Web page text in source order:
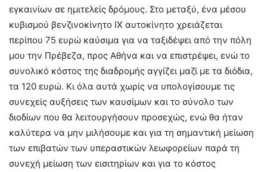
εγκαινίων σε ημιτελείς δρόμους. Στο μεταξύ, ένα µέσου
κυβισµού βενζινοκίνητο ΙΧ αυτοκίνητο χρειάζεται
περίπου 75 ευρώ καύσιµα για να ταξιδέψει από την πόλη
μου την Πρέβεζα, προς Αθήνα και να επιστρέψει, ενώ το
συνολικό κόστος της διαδρομής αγγίζει µαζί µε τα διόδια,
τα 120 ευρώ. Κι όλα αυτά χωρίς να υπολογίσουμε τις
συνεχείς αυξήσεις των καυσίμων και το σύνολο των
διοδίων που θα λειτουργήσουν προσεχώς, ενώ θα ήταν
καλύτερα να μην μιλήσουμε και για τη σημαντική μείωση
των επιβατών των υπεραστικών λεωφορείων παρά τη
συνεχή μείωση των εισιτηρίων και για το κόστος